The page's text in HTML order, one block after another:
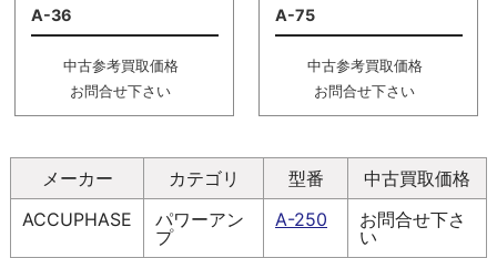
A-36
中古参考買取価格
お問合せ下さい
A-75
中古参考買取価格
お問合せ下さい
メーカー カテゴリ 型番
中古買取価格
ACCUPHASE
パワーアン
プ
A-250
お問合せ下さ
い